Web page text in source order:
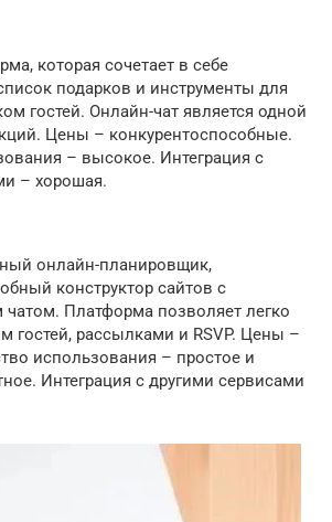
которая сочетает в себе
подарков и инструменты для
гостей. Онлайн-чат является одной
Цены – конкурентоспособные.
– высокое. Интеграция с
– хорошая.
онлайн-планировщик,
конструктор сайтов с
чатом. Платформа позволяет легко
гостей, рассылками и RSVP. Цены –
использования – простое и
Интеграция с другими сервисами